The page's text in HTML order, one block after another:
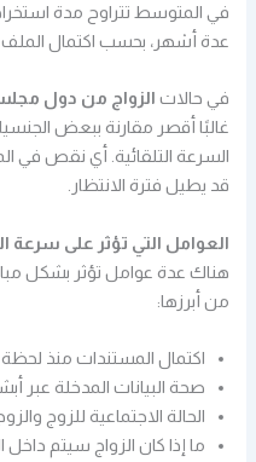
في المتوسط تتراوح مدة
عدة أشهر، بحسب اكتمال الملف
في حالات الزواج من دول
غالبًا أقصر مقارنة ببعض
السرعة التلقائية. أي نقص في
قد يطيل فترة الانتظار.
العوامل التي تؤثر على سرعة
هناك عدة عوامل تؤثر بشكل
من أبرزها:
اكتمال المستندات منذ لحظة
صحة البيانات المدخلة عبر
الحالة الاجتماعية للزوج
ما إذا كان الزواج سيتم